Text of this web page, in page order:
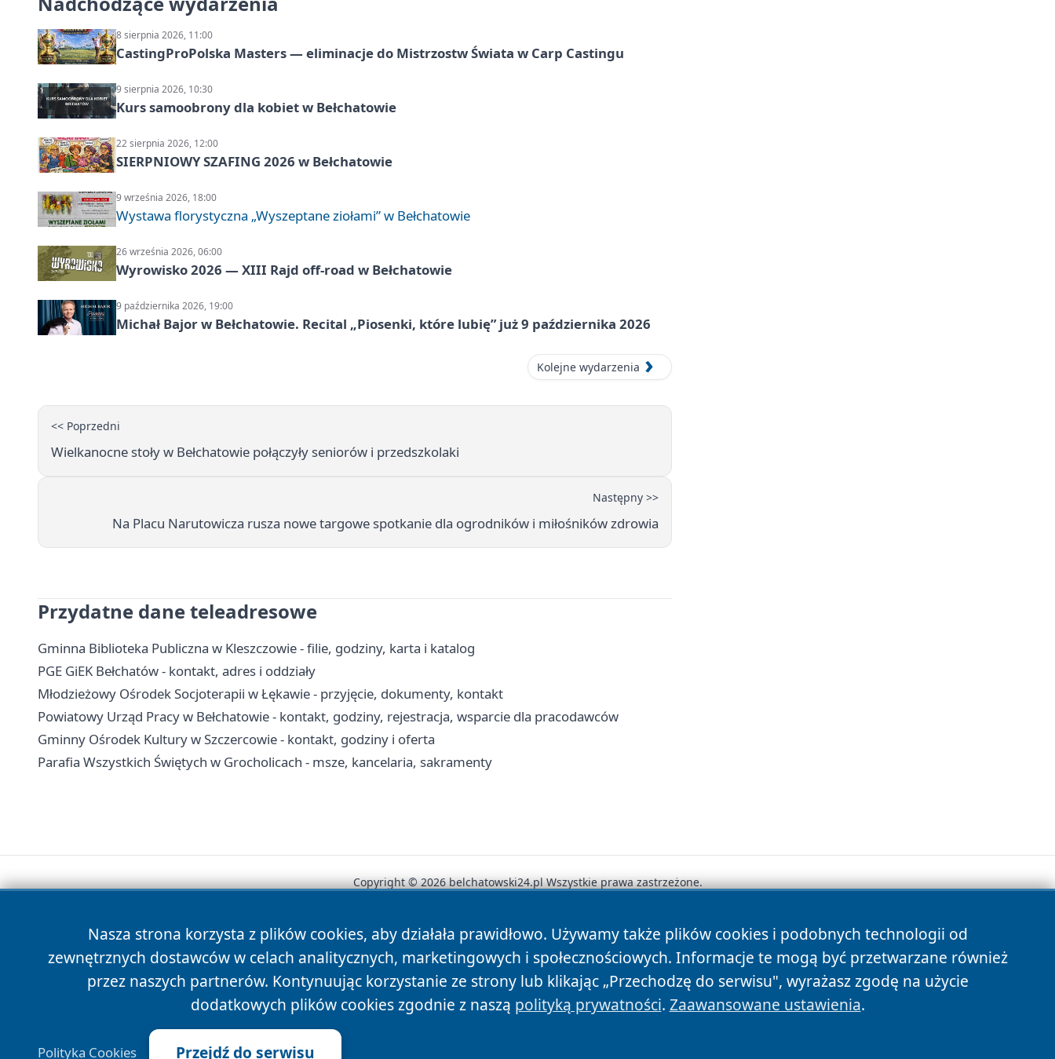
8 sierpnia 2026, 11:00
CastingProPolska Masters — eliminacje do Mistrzostw Świata w Carp Castingu
9 sierpnia 2026, 10:30
Kurs samoobrony dla kobiet w Bełchatowie
22 sierpnia 2026, 12:00
SIERPNIOWY SZAFING 2026 w Bełchatowie
9 września 2026, 18:00
Wystawa florystyczna „Wyszeptane ziołami” w Bełchatowie
26 września 2026, 06:00
Wyrowisko 2026 — XIII Rajd off‑road w Bełchatowie
9 października 2026, 19:00
Michał Bajor w Bełchatowie. Recital „Piosenki, które lubię” już 9 października 2026
Kolejne wydarzenia
<< Poprzedni
Wielkanocne stoły w Bełchatowie połączyły seniorów i przedszkolaki
Następny >>
Na Placu Narutowicza rusza nowe targowe spotkanie dla ogrodników i miłośników zdrowia
Przydatne dane teleadresowe
Gminna Biblioteka Publiczna w Kleszczowie - filie, godziny, karta i katalog
PGE GiEK Bełchatów - kontakt, adres i oddziały
Młodzieżowy Ośrodek Socjoterapii w Łękawie - przyjęcie, dokumenty, kontakt
Powiatowy Urząd Pracy w Bełchatowie - kontakt, godziny, rejestracja, wsparcie dla pracodawców
Gminny Ośrodek Kultury w Szczercowie - kontakt, godziny i oferta
Parafia Wszystkich Świętych w Grocholicach - msze, kancelaria, sakramenty
Nasza strona korzysta z plików cookies, aby działała prawidłowo. Używamy także plików cookies i podobnych technologii od
zewnętrznych dostawców w celach analitycznych, marketingowych i społecznościowych. Informacje te mogą być przetwarzane również
przez naszych partnerów. Kontynuując korzystanie ze strony lub klikając „Przechodzę do serwisu", wyrażasz zgodę na użycie
dodatkowych plików cookies zgodnie z naszą polityką prywatności. Zaawansowane ustawienia.
Polityka Cookies Przejdź do serwisu
Copyright © 2026 belchatowski24.pl Wszystkie prawa zastrzeżone.
News Autorzy Polityka Prywatności Polityka Cookies